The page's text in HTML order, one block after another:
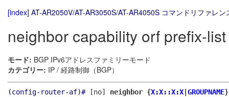
[index] AT-AR2050V/AT-AR3050S/AT-AR4050S コマンドリファレン
neighbor capability orf prefix-list
モード: BGP IPv6アドレスファミリーモード
カテゴリー: IP / 経路制御（BGP）
(config-router-af)#[no] neighbor {X:X::X:X GROUPNAME